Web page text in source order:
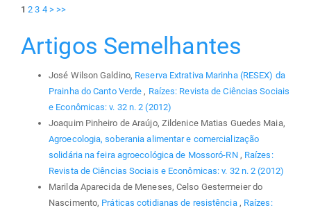
1 2 3 4 > >>
Artigos Semelhantes
José Wilson Galdino, Reserva Extrativa Marinha (RESEX) da
Prainha do Canto Verde , Raízes: Revista de Ciências Sociais
e Econômicas: v. 32 n. 2 (2012)
Joaquim Pinheiro de Araújo, Zildenice Matias Guedes Maia,
Agroecologia, soberania alimentar e comercialização
solidária na feira agroecológica de Mossoró-RN , Raízes:
Revista de Ciências Sociais e Econômicas: v. 32 n. 2 (2012)
Marilda Aparecida de Meneses, Celso Gestermeier do
Nascimento, Práticas cotidianas de resistência , Raízes: